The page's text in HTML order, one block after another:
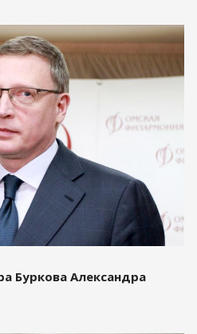
Буркова Александра